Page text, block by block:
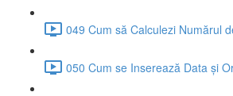
049 Cum să Calculezi Numărul
050 Cum se Inserează Data și